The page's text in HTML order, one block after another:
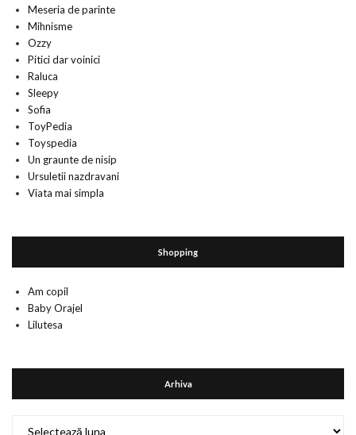
Meseria de parinte
Mihnisme
Ozzy
Pitici dar voinici
Raluca
Sleepy
Sofia
ToyPedia
Toyspedia
Un graunte de nisip
Ursuletii nazdravani
Viata mai simpla
Shopping
Am copil
Baby Orajel
Lilutesa
Arhiva